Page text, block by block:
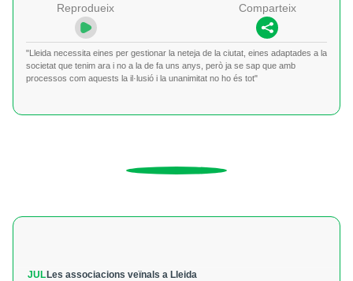
Reprodueix Comparteix
"Lleida necessita eines per gestionar la neteja de la ciutat, eines adaptades a la
societat que tenim ara i no a la de fa uns anys, però ja se sap que amb
processos com aquests la il·lusió i la unanimitat no ho és tot"
JULLes associacions veïnals a Lleida